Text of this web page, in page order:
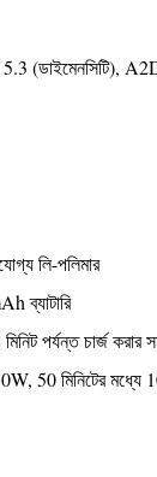
5.3 (ডাইমেনসিটি),
লি-পলিমার
ব্যাটারি
পর্যন্ত চার্জ করার
50 মিনিটের মধ্যে